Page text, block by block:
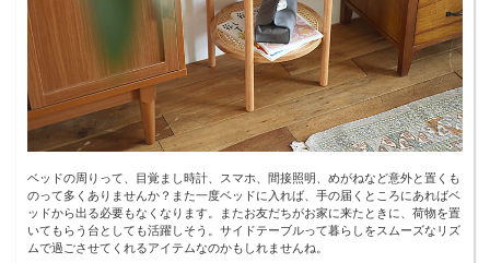
ベッドの周りって、目覚まし時計、スマホ、間接照明、めがねなど意外と置くも
のって多くありませんか？また一度ベッドに入れば、手の届くところにあればベ
ッドから出る必要もなくなります。またお友だちがお家に来たときに、荷物を置
いてもらう台としても活躍しそう。サイドテーブルって暮らしをスムーズなリズ
ムで過ごさせてくれるアイテムなのかもしれませんね。